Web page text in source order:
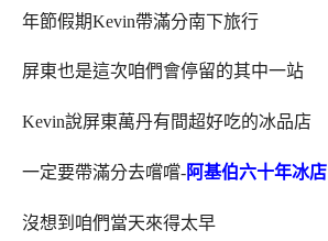
年節假期Kevin帶滿分南下旅行
屏東也是這次咱們會停留的其中一站
Kevin說屏東萬丹有間超好吃的冰品店
一定要帶滿分去嚐嚐-阿基伯六十年冰店
沒想到咱們當天來得太早